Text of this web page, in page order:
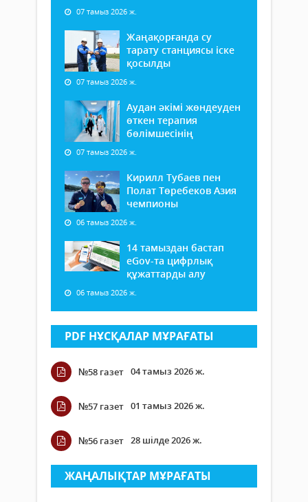
07 тамыз 2026 ж.
Жаңақорғанда су
тарату станциясы іске
қосылды
07 тамыз 2026 ж.
Аудан әкімі жөндеуден
өткен терапия
бөлімшесінің
07 тамыз 2026 ж.
Кирилл Тубаев пен
Полат Төребеков Азия
чемпионы
06 тамыз 2026 ж.
14 тамыздан бастап
еGov-та цифрлық
құжаттарды алу
06 тамыз 2026 ж.
PDF НҰСҚАЛАР МҰРАҒАТЫ
№58 газет 04 тамыз 2026 ж.
№57 газет 01 тамыз 2026 ж.
№56 газет 28 шілде 2026 ж.
ЖАҢАЛЫҚТАР МҰРАҒАТЫ